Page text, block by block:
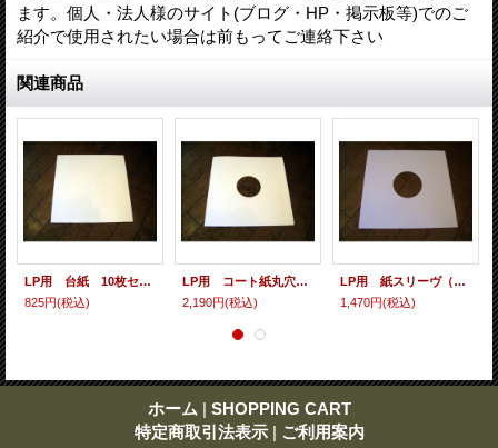
ます。個人・法人様のサイト(ブログ・HP・掲示板等)でのご
紹介で使用されたい場合は前もってご連絡下さい
関連商品
LP用 台紙 10枚セット
825円(税込)
LP用 コート紙丸穴ジャケ 10枚セット
2,190円(税込)
LP用 紙スリーヴ（レギュラー 四角の角） 10枚セット
1,470円(税込)
ホーム | SHOPPING CART
特定商取引法表示 | ご利用案内